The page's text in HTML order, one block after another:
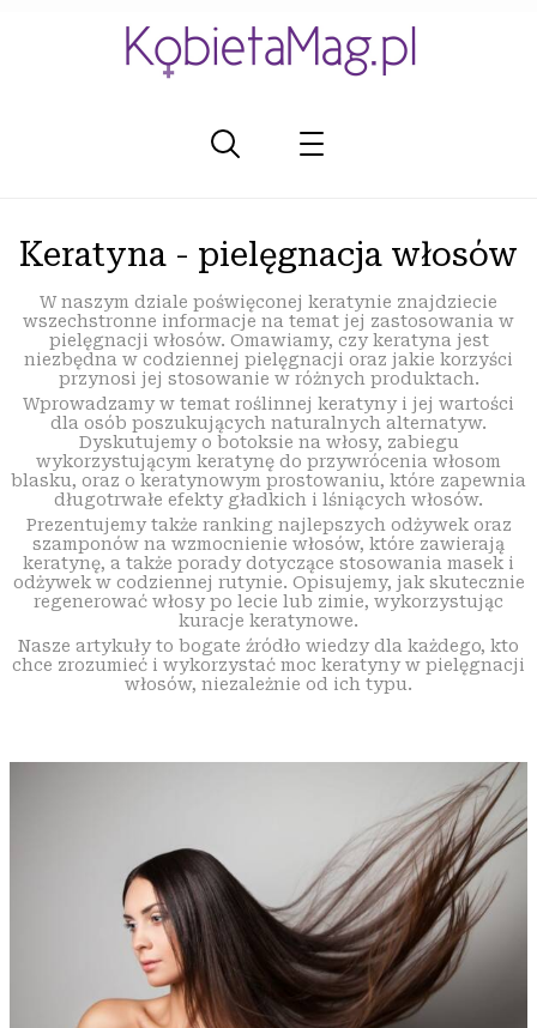
Keratyna - pielęgnacja włosów
W naszym dziale poświęconej keratynie znajdziecie
wszechstronne informacje na temat jej zastosowania w
pielęgnacji włosów. Omawiamy, czy keratyna jest
niezbędna w codziennej pielęgnacji oraz jakie korzyści
przynosi jej stosowanie w różnych produktach.
Wprowadzamy w temat roślinnej keratyny i jej wartości
dla osób poszukujących naturalnych alternatyw.
Dyskutujemy o botoksie na włosy, zabiegu
wykorzystującym keratynę do przywrócenia włosom
blasku, oraz o keratynowym prostowaniu, które zapewnia
długotrwałe efekty gładkich i lśniących włosów.
Prezentujemy także ranking najlepszych odżywek oraz
szamponów na wzmocnienie włosów, które zawierają
keratynę, a także porady dotyczące stosowania masek i
odżywek w codziennej rutynie. Opisujemy, jak skutecznie
regenerować włosy po lecie lub zimie, wykorzystując
kuracje keratynowe.
Nasze artykuły to bogate źródło wiedzy dla każdego, kto
chce zrozumieć i wykorzystać moc keratyny w pielęgnacji
włosów, niezależnie od ich typu.